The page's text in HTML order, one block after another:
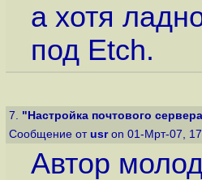
а хотя
под Etch.
7. "Настройка почтового
Сообщение от usron 01-Мрт-07,
Автор